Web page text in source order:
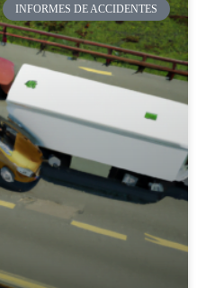
INFORMES DE ACCIDENTES